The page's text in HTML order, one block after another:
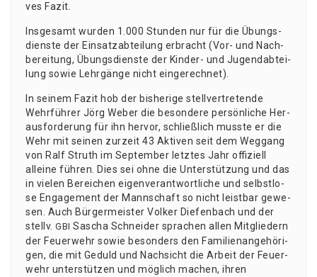
ves Fazit.
Ins­ge­samt wur­den 1.000 Stun­den nur für die Übungs­
diens­te der Ein­satz­ab­tei­lung erbracht (Vor- und Nach­
be­rei­tung, Übungs­diens­te der Kin­der- und Jugend­ab­tei­
lung sowie Lehr­gän­ge nicht eingerechnet).
In sei­nem Fazit hob der bis­he­ri­ge stell­ver­tre­ten­de
Wehr­füh­rer Jörg Weber die beson­de­re per­sön­li­che Her­
aus­for­de­rung für ihn her­vor, schließ­lich muss­te er die
Wehr mit sei­nen zur­zeit 43 Akti­ven seit dem Weg­gang
von Ralf Struth im Sep­tem­ber letz­tes Jahr offi­zi­ell
allei­ne füh­ren. Dies sei ohne die Unter­stüt­zung und das
in vie­len Berei­chen eigen­ver­ant­wort­li­che und selbst­lo­
se Enga­ge­ment der Mann­schaft so nicht leist­bar gewe­
sen. Auch Bür­ger­meis­ter Vol­ker Die­fen­bach und der
stellv. GBI Sascha Schnei­der spra­chen allen Mit­glie­dern
der Feu­er­wehr sowie beson­ders den Fami­li­en­an­ge­hö­ri­
gen, die mit Geduld und Nach­sicht die Arbeit der Feu­er­
wehr unter­stüt­zen und mög­lich machen, ihren